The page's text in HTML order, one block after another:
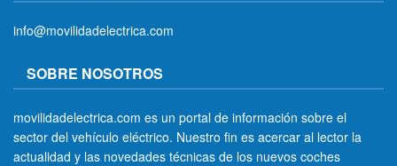
info@movilidadelectrica.com
SOBRE NOSOTROS
movilidadelectrica.com es un portal de información sobre el
sector del vehículo eléctrico. Nuestro fin es acercar al lector la
actualidad y las novedades técnicas de los nuevos coches